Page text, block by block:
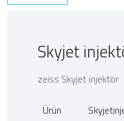
Skyjet
zeiss Skyjet injektör
Ürün